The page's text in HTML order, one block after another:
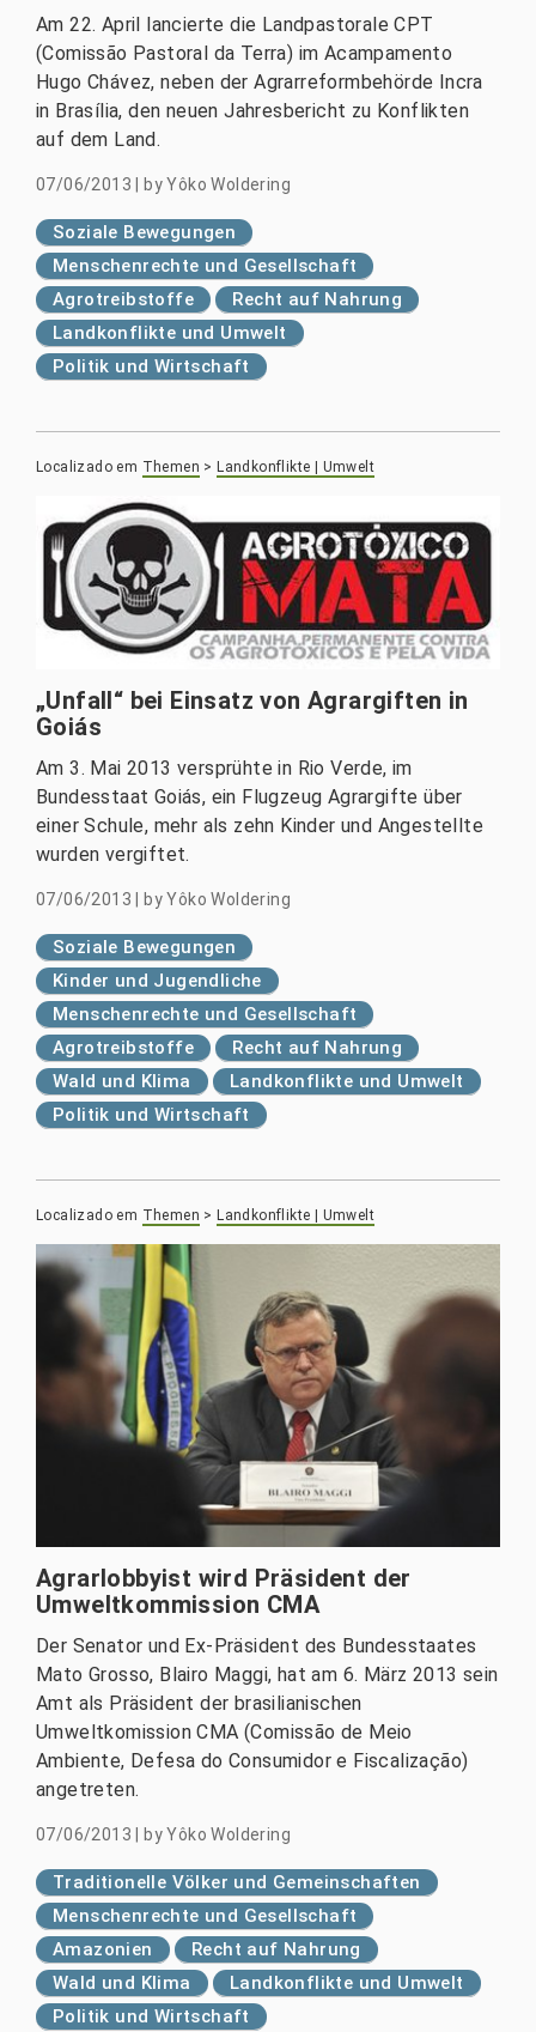
Am 22. April lancierte die Landpastorale CPT
(Comissão Pastoral da Terra) im Acampamento
Hugo Chávez, neben der Agrarreformbehörde Incra
in Brasília, den neuen Jahresbericht zu Konflikten
auf dem Land.
07/06/2013 byYôko Woldering
Soziale Bewegungen
Menschenrechte und Gesellschaft
Agrotreibstoffe
Recht auf Nahrung
Landkonflikte und Umwelt
Politik und Wirtschaft
Localizado em Themen > Landkonflikte | Umwelt
„Unfall“ bei Einsatz von Agrargiften in
Goiás
Am 3. Mai 2013 versprühte in Rio Verde, im
Bundesstaat Goiás, ein Flugzeug Agrargifte über
einer Schule, mehr als zehn Kinder und Angestellte
wurden vergiftet.
07/06/2013 byYôko Woldering
Soziale Bewegungen
Kinder und Jugendliche
Menschenrechte und Gesellschaft
Agrotreibstoffe
Recht auf Nahrung
Wald und Klima
Landkonflikte und Umwelt
Politik und Wirtschaft
Localizado em Themen >Landkonflikte | Umwelt
Agrarlobbyist wird Präsident der
Umweltkommission CMA
Der Senator und Ex-Präsident des Bundesstaates
Mato Grosso, Blairo Maggi, hat am 6. März 2013 sein
Amt als Präsident der brasilianischen
Umweltkomission CMA (Comissão de Meio
Ambiente, Defesa do Consumidor e Fiscalização)
angetreten.
07/06/2013 byYôko Woldering
Traditionelle Völker und Gemeinschaften
Menschenrechte und Gesellschaft
Amazonien
Recht auf Nahrung
Wald und Klima
Landkonflikte und Umwelt
Politik und Wirtschaft